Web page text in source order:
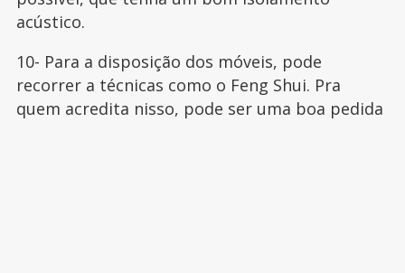
acústico.
10- Para a disposição dos móveis, pode
recorrer a técnicas como o Feng Shui. Pra
quem acredita nisso, pode ser uma boa pedida